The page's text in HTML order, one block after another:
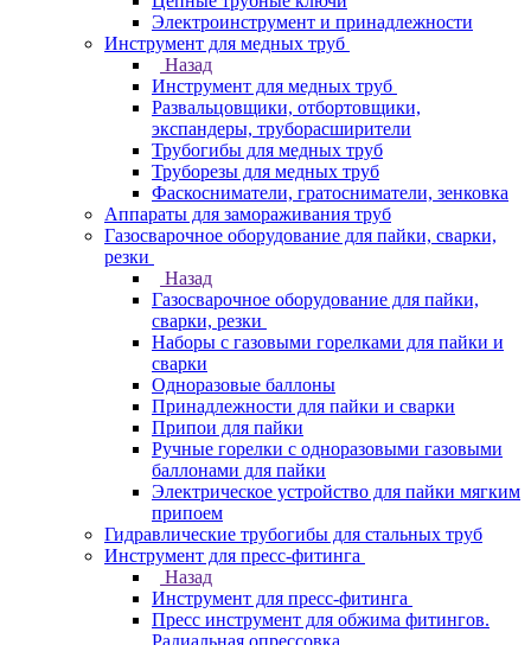
Электроинструмент и принадлежности
Инструмент для медных труб
Назад
Инструмент для медных труб
Развальцовщики, отбортовщики,
экспандеры, труборасширители
Трубогибы для медных труб
Труборезы для медных труб
Фаскосниматели, гратосниматели, зенковка
Аппараты для замораживания труб
Газосварочное оборудование для пайки, сварки,
резки
Назад
Газосварочное оборудование для пайки,
сварки, резки
Наборы с газовыми горелками для пайки и
сварки
Одноразовые баллоны
Принадлежности для пайки и сварки
Припои для пайки
Ручные горелки с одноразовыми газовыми
баллонами для пайки
Электрическое устройство для пайки мягким
припоем
Гидравлические трубогибы для стальных труб
Инструмент для пресс-фитинга
Назад
Инструмент для пресс-фитинга
Пресс инструмент для обжима фитингов.
Радиальная опрессовка